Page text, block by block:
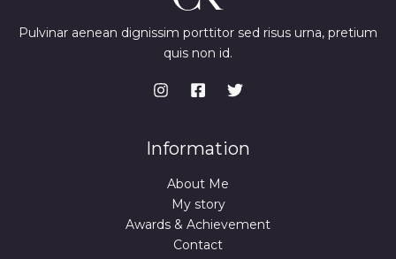
Pulvinar aenean dignissim porttitor sed risus urna, pretium
quis non id.
Information
About Me
My story
Awards & Achievement
Contact